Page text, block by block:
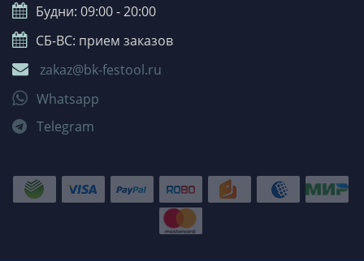
Будни: 09:00 - 20:00
СБ-ВС: прием заказов
zakaz@bk-festool.ru
Whatsapp
Telegram